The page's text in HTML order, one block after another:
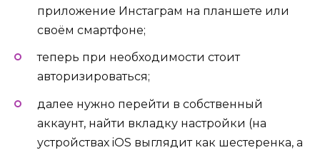
приложение Инстаграм на планшете или
своём смартфоне;
теперь при необходимости стоит
авторизироваться;
далее нужно перейти в собственный
аккаунт, найти вкладку настройки (на
устройствах iOS выглядит как шестеренка, а